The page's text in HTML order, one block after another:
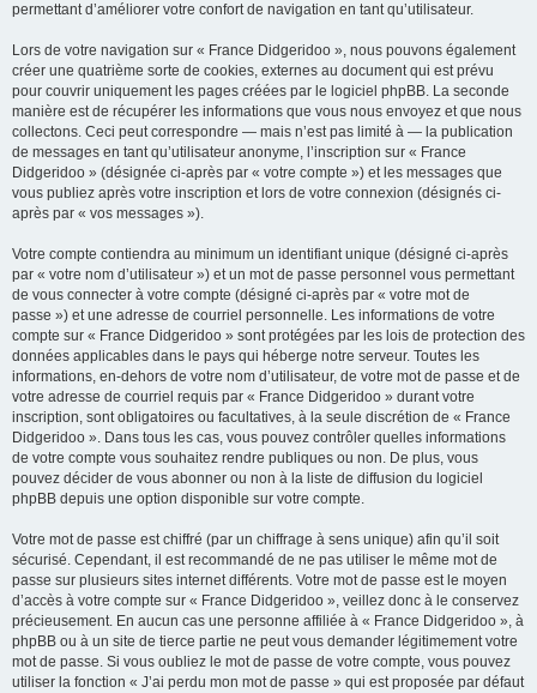
permettant d’améliorer votre confort de navigation en tant qu’utilisateur.
Lors de votre navigation sur « France Didgeridoo », nous pouvons également
créer une quatrième sorte de cookies, externes au document qui est prévu
pour couvrir uniquement les pages créées par le logiciel phpBB. La seconde
manière est de récupérer les informations que vous nous envoyez et que nous
collectons. Ceci peut correspondre — mais n’est pas limité à — la publication
de messages en tant qu’utilisateur anonyme, l’inscription sur « France
Didgeridoo » (désignée ci-après par « votre compte ») et les messages que
vous publiez après votre inscription et lors de votre connexion (désignés ci-
après par « vos messages »).
Votre compte contiendra au minimum un identifiant unique (désigné ci-après
par « votre nom d’utilisateur ») et un mot de passe personnel vous permettant
de vous connecter à votre compte (désigné ci-après par « votre mot de
passe ») et une adresse de courriel personnelle. Les informations de votre
compte sur « France Didgeridoo » sont protégées par les lois de protection des
données applicables dans le pays qui héberge notre serveur. Toutes les
informations, en-dehors de votre nom d’utilisateur, de votre mot de passe et de
votre adresse de courriel requis par « France Didgeridoo » durant votre
inscription, sont obligatoires ou facultatives, à la seule discrétion de « France
Didgeridoo ». Dans tous les cas, vous pouvez contrôler quelles informations
de votre compte vous souhaitez rendre publiques ou non. De plus, vous
pouvez décider de vous abonner ou non à la liste de diffusion du logiciel
phpBB depuis une option disponible sur votre compte.
Votre mot de passe est chiffré (par un chiffrage à sens unique) afin qu’il soit
sécurisé. Cependant, il est recommandé de ne pas utiliser le même mot de
passe sur plusieurs sites internet différents. Votre mot de passe est le moyen
d’accès à votre compte sur « France Didgeridoo », veillez donc à le conservez
précieusement. En aucun cas une personne affiliée à « France Didgeridoo », à
phpBB ou à un site de tierce partie ne peut vous demander légitimement votre
mot de passe. Si vous oubliez le mot de passe de votre compte, vous pouvez
utiliser la fonction « J’ai perdu mon mot de passe » qui est proposée par défaut